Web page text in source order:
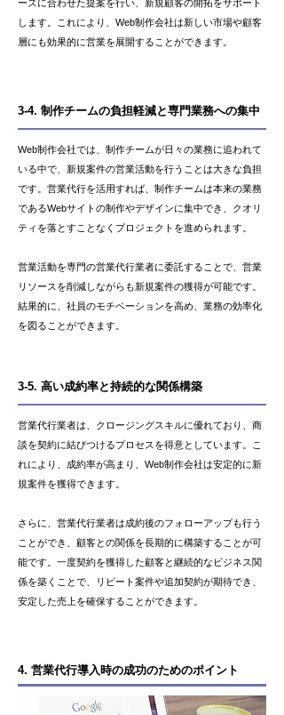
ーズに合わせた提案を行い、新規顧客の開拓をサポート
します。これにより、Web制作会社は新しい市場や顧客
層にも効果的に営業を展開することができます。
3-4. 制作チームの負担軽減と専門業務への集中
Web制作会社では、制作チームが日々の業務に追われて
いる中で、新規案件の営業活動を行うことは大きな負担
です。営業代行を活用すれば、制作チームは本来の業務
であるWebサイトの制作やデザインに集中でき、クオリ
ティを落とすことなくプロジェクトを進められます。
営業活動を専門の営業代行業者に委託することで、営業
リソースを削減しながらも新規案件の獲得が可能です。
結果的に、社員のモチベーションを高め、業務の効率化
を図ることができます。
3-5. 高い成約率と持続的な関係構築
営業代行業者は、クロージングスキルに優れており、商
談を契約に結びつけるプロセスを得意としています。こ
れにより、成約率が高まり、Web制作会社は安定的に新
規案件を獲得できます。
さらに、営業代行業者は成約後のフォローアップも行う
ことができ、顧客との関係を長期的に構築することが可
能です。一度契約を獲得した顧客と継続的なビジネス関
係を築くことで、リピート案件や追加契約が期待でき、
安定した売上を確保することができます。
4. 営業代行導入時の成功のためのポイント